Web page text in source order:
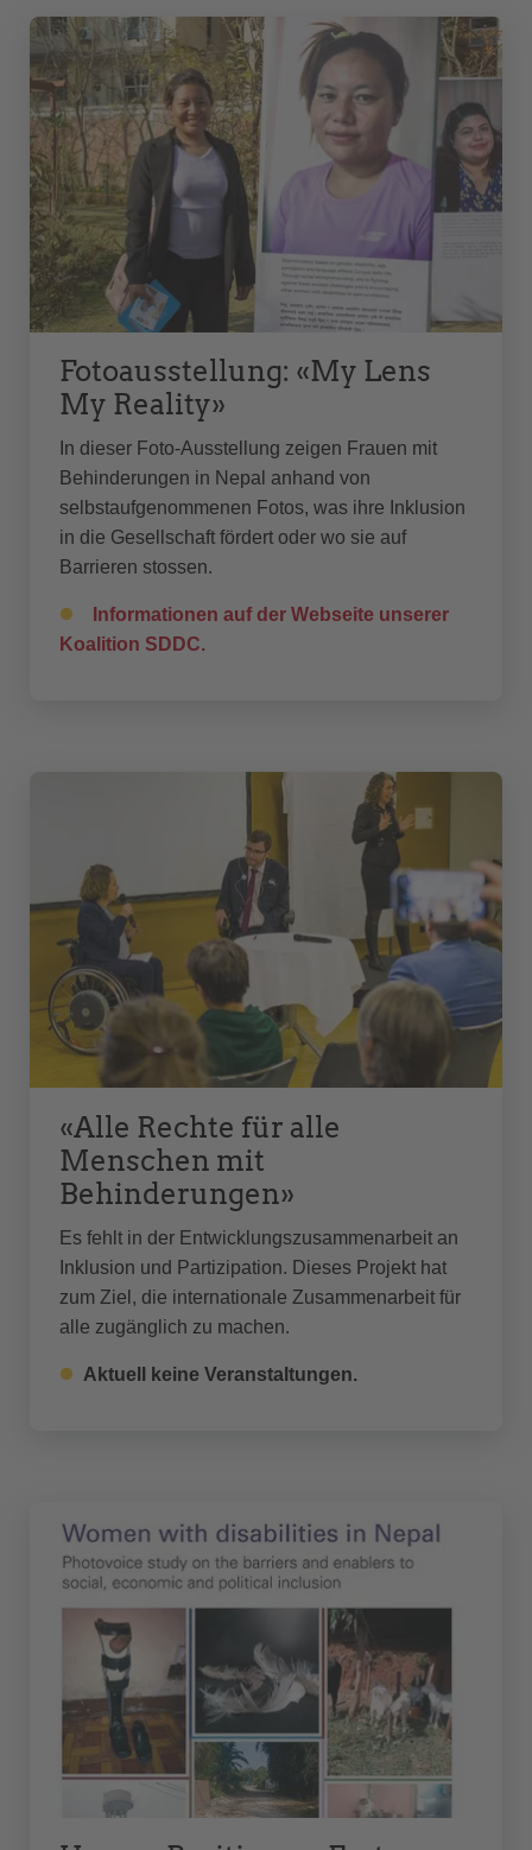
Fotoausstellung: «My Lens
My Reality»
In dieser Foto-Ausstellung zeigen Frauen mit
Behinderungen in Nepal anhand von
selbstaufgenommenen Fotos, was ihre Inklusion
in die Gesellschaft fördert oder wo sie auf
Barrieren stossen.
Informationen auf der Webseite unserer
Koalition SDDC.
«Alle Rechte für alle
Menschen mit
Behinderungen»
Es fehlt in der Entwicklungszusammenarbeit an
Inklusion und Partizipation. Dieses Projekt hat
zum Ziel, die internationale Zusammenarbeit für
alle zugänglich zu machen.
Aktuell keine Veranstaltungen.